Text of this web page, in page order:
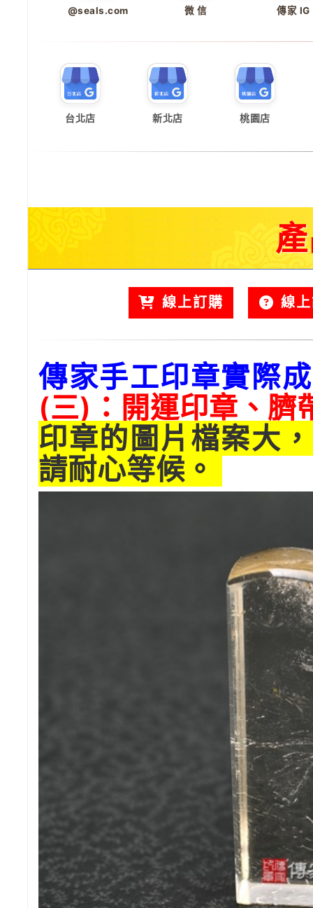
@seals.com 微 信 傳家 IG
台北店 新北店 桃園店
線上訂購 線
傳家手工印章實際
(三)：開運印章、臍
印章的圖片檔案大
請耐心等候。